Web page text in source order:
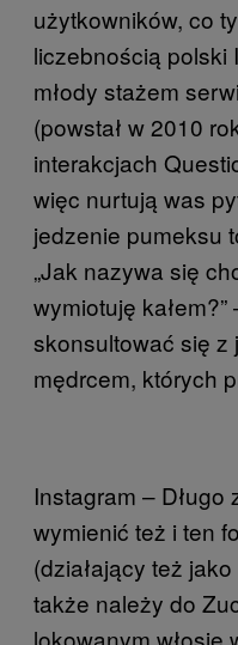
użytkowników, co
liczebnością polski
młody stażem
(powstał w 2010
interakcjach
więc nurtują was
jedzenie pumeksu
„Jak nazywa się
wymiotuję
skonsultować się z
mędrcem, których
Instagram – Długo
wymienić też i ten
(działający też
także należy do
lokowanym włosie